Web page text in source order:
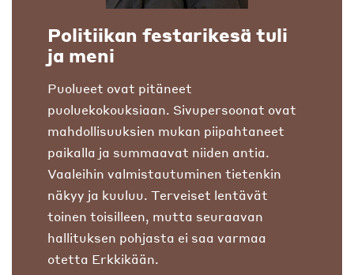
Politiikan festarikesä tuli
ja meni
Puolueet ovat pitäneet
puoluekokouksiaan. Sivupersoonat ovat
mahdollisuuksien mukan piipahtaneet
paikalla ja summaavat niiden antia.
Vaaleihin valmistautuminen tietenkin
näkyy ja kuuluu. Terveiset lentävät
toinen toisilleen, mutta seuraavan
hallituksen pohjasta ei saa varmaa
otetta Erkkikään.